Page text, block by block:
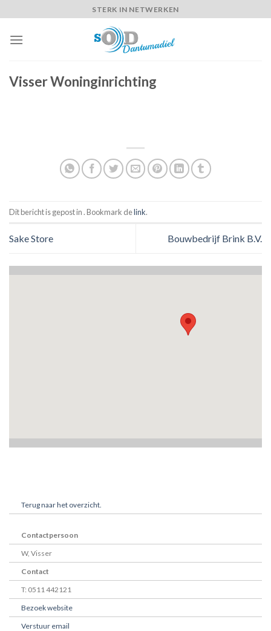
to
content
STERK IN NETWERKEN
Visser Woninginrichting
Dit bericht is gepost in . Bookmark delink.
Sake Store Bouwbedrijf Brink B.V.
Terug naar het overzicht.
Contactpersoon
W, Visser
Contact
T: 0511 442121
Bezoek website
Verstuur email